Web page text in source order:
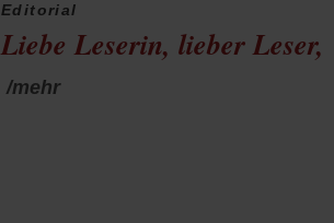
Editorial
Liebe Leserin, lieber Leser,
/mehr